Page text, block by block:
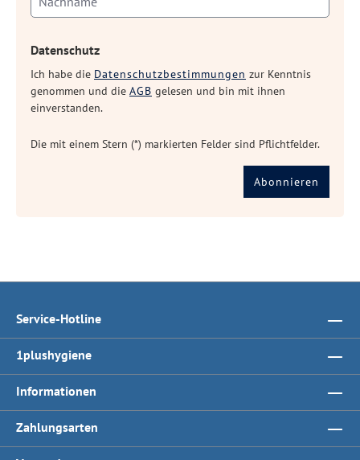
Datenschutz
Ich habe die Datenschutzbestimmungen zur Kenntnis
genommen und die AGB gelesen und bin mit ihnen
einverstanden.
Die mit einem Stern (*) markierten Felder sind Pflichtfelder.
Abonnieren
Service-Hotline
1plushygiene
Informationen
Zahlungsarten